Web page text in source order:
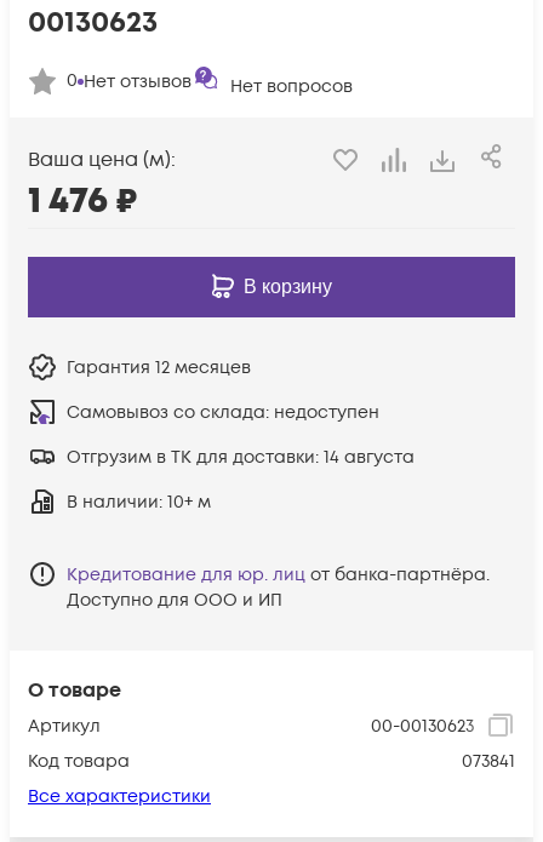
О товаре
Артикул
00-00130623
Код товара
073841
Все характеристики
00130623
0 Нет отзывов Нет вопросов
Ваша цена (м):
1 476₽
В корзину
Гарантия 12 месяцев
Самовывоз со склада: недоступен
Отгрузим в ТК для доставки: 14 августа
В наличии: 10+ м
Кредитование для юр. лиц от банка-партнёра.
Доступно для ООО и ИП